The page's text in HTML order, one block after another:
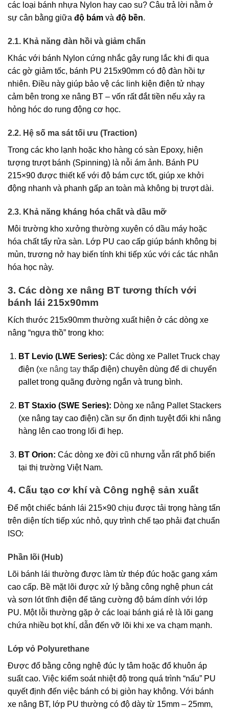
các loại bánh nhựa Nylon hay cao su? Câu trả lời nằm ở
sự cân bằng giữa độ bám và độ bền.
2.1. Khả năng đàn hồi và giảm chấn
Khác với bánh Nylon cứng nhắc gây rung lắc khi đi qua
các gờ giảm tốc, bánh PU 215x90mm có độ đàn hồi tự
nhiên. Điều này giúp bảo vệ các linh kiện điện tử nhạy
cảm bên trong xe nâng BT – vốn rất đắt tiền nếu xảy ra
hỏng hóc do rung động cơ học.
2.2. Hệ số ma sát tối ưu (Traction)
Trong các kho lạnh hoặc kho hàng có sàn Epoxy, hiện
tượng trượt bánh (Spinning) là nỗi ám ảnh. Bánh PU
215×90 được thiết kế với độ bám cực tốt, giúp xe khởi
động nhanh và phanh gấp an toàn mà không bị trượt dài.
2.3. Khả năng kháng hóa chất và dầu mỡ
Môi trường kho xưởng thường xuyên có dầu máy hoặc
hóa chất tẩy rửa sàn. Lớp PU cao cấp giúp bánh không bị
mủn, trương nở hay biến tính khi tiếp xúc với các tác nhân
hóa học này.
3. Các dòng xe nâng BT tương thích với
bánh lái 215x90mm
Kích thước 215x90mm thường xuất hiện ở các dòng xe
nâng “ngựa thồ” trong kho:
BT Levio (LWE Series): Các dòng xe Pallet Truck chạy
điện (xe nâng taythấp điện) chuyên dùng để di chuyển
pallet trong quãng đường ngắn và trung bình.
BT Staxio (SWE Series): Dòng xe nâng Pallet Stackers
(xe nâng tay cao điện) cần sự ổn định tuyệt đối khi nâng
hàng lên cao trong lối đi hẹp.
BT Orion: Các dòng xe đời cũ nhưng vẫn rất phổ biến
tại thị trường Việt Nam.
4. Cấu tạo cơ khí và Công nghệ sản xuất
Để một chiếc bánh lái 215×90 chịu được tải trọng hàng tấn
trên diện tích tiếp xúc nhỏ, quy trình chế tạo phải đạt chuẩn
ISO:
Phần lõi (Hub)
Lõi bánh lái thường được làm từ thép đúc hoặc gang xám
cao cấp. Bề mặt lõi được xử lý bằng công nghệ phun cát
và sơn lót tĩnh điện để tăng cường độ bám dính với lớp
PU. Một lỗi thường gặp ở các loại bánh giá rẻ là lõi gang
chứa nhiều bọt khí, dẫn đến vỡ lõi khi xe va chạm mạnh.
Lớp vỏ Polyurethane
Được đổ bằng công nghệ đúc ly tâm hoặc đổ khuôn áp
suất cao. Việc kiểm soát nhiệt độ trong quá trình “nấu” PU
quyết định đến việc bánh có bị giòn hay không. Với bánh
xe nâng BT, lớp PU thường có độ dày từ 15mm – 25mm,